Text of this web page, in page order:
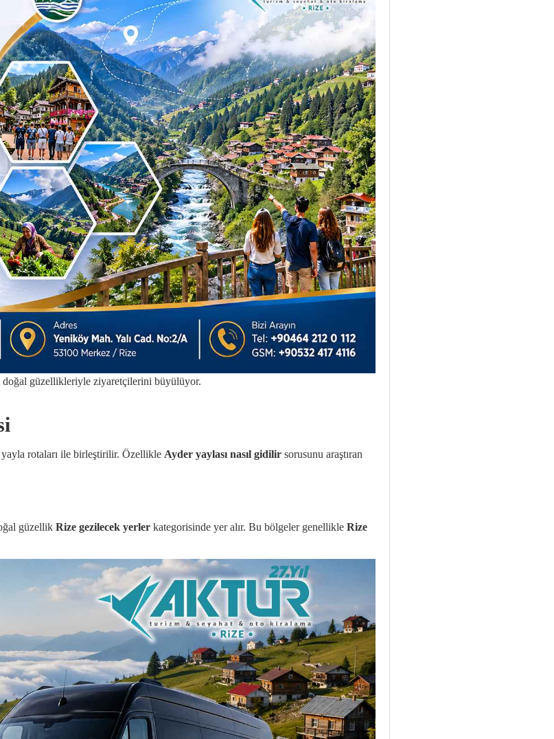
doğal güzellikleriyle ziyaretçilerini büyülüyor.
rotaları ile birleştirilir. Özellikle Ayder yaylası nasıl gidilir sorusunu araştıran
güzellik Rize gezilecek yerler kategorisinde yer alır. Bu bölgeler genellikle Rize